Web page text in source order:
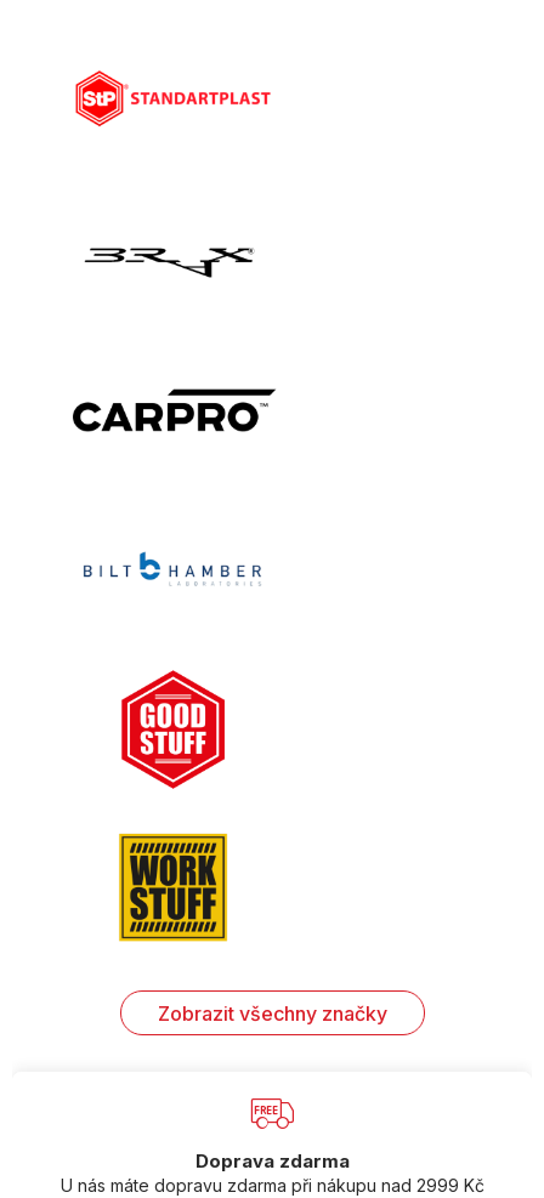
Zobrazit všechny značky
Doprava zdarma
U nás máte dopravu zdarma při nákupu nad 2999 Kč